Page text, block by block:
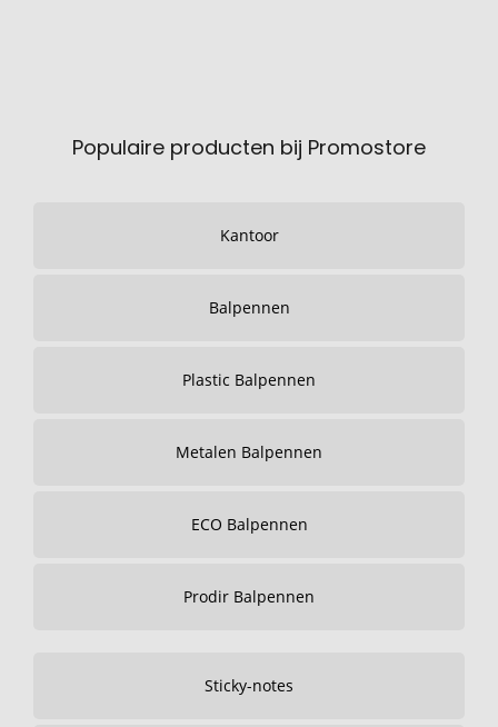
Populaire producten bij Promostore
Kantoor
Balpennen
Plastic Balpennen
Metalen Balpennen
ECO Balpennen
Prodir Balpennen
Sticky-notes